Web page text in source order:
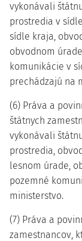
vykonávali
prostredia v
sídle kraja,
obvodnom
komunikácie v
prechádzajú na
(6) Práva a
štátnych
vykonávali
prostredia,
lesnom úrade,
pozemné
ministerstvo.
(7) Práva a
zamestnancov,